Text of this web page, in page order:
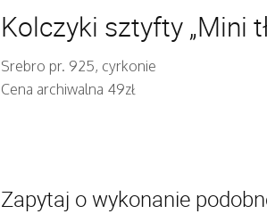
Kolczyki sztyfty „Mini
Srebro pr. 925, cyrkonie
Cena archiwalna 49zł
Zapytaj o wykonanie